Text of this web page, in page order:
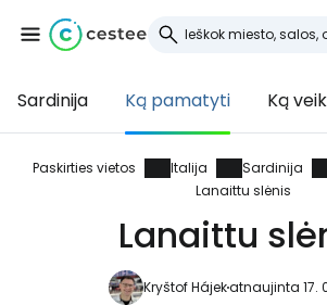
Sardinija Ką pamatyti Ką
Paskirties vietos Italija Sardinija
Lanaittu slėnis
Lanaittu
Kryštof Hájekatnaujinta 17.
Prisijunkite prie
Cestee
... pasaulinė kelionių
Tęsti su Google